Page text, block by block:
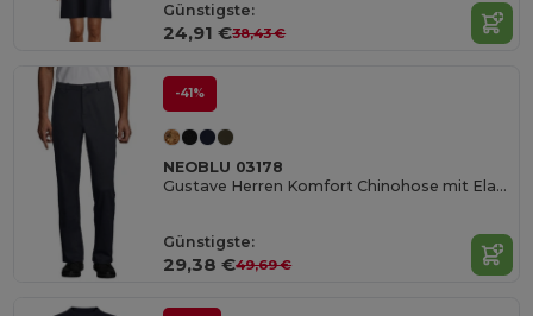
Günstigste:
24,91 €38,43 €
-41%
NEOBLU 03178
Gustave Herren Komfort Chinohose mit Elastikbund
Günstigste:
29,38 €49,69 €